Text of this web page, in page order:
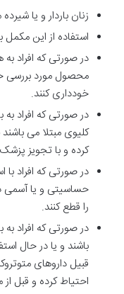
زنان باردار و یا
استفاده از این
در صورتی که افراد
محصول مورد بررسی
خودداری کنند.
در صورتی که افراد
کلیوی مبتلا می
کرده و با تجویز
در صورتی که افراد
حساسیتی و یا آسمی
را قطع کنند.
در صورتی که افراد
باشند و یا در حال
قبیل داروهای
احتیاط کرده و قبل